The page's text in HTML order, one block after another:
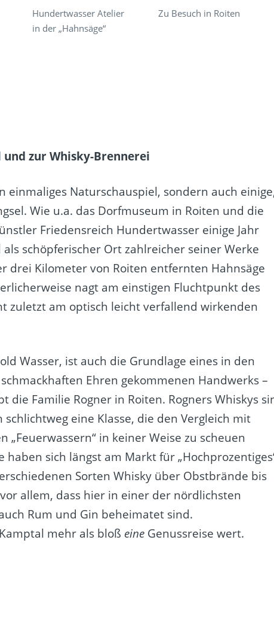
Hundertwasser Atelier
in der „Hahnsäge“
Zu Besuch in Roiten
zur Whisky-Brennerei
Naturschauspiel, sondern auch
Wie u.a. das Dorfmuseum in Roiten und die
Friedensreich Hundertwasser einige Jahr
schöpferischer Ort zahlreicher seiner Werke
drei Kilometer von Roiten entfernten Hahnsäge
nagt am einstigen Fluchtpunkt des
zuletzt am optisch leicht verfallend wirkenden
Wasser, ist auch die Grundlage eines in den
Ehren gekommenen Handwerks –
die Familie Rogner in Roiten. Rogners Whiskys
eine Klasse, die den Vergleich mit
in keiner Weise zu scheuen
sich längst am Markt für
Sorten Whisky über Obstbrände bis
allem, dass hier in einer der nördlichsten
Rum und Gin beheimatet sind.
mehr als bloß eine Genussreise wert.